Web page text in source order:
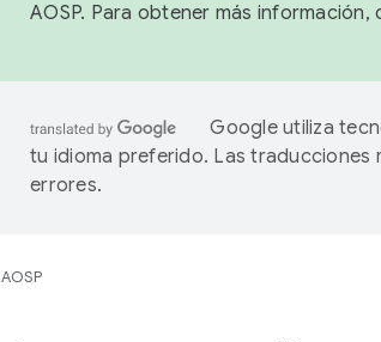
AOSP. Para obtener más
Google utiliza
tu idioma preferido. Las traducciones
errores.
AOSP